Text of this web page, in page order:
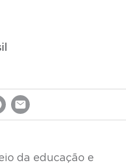
da educação e